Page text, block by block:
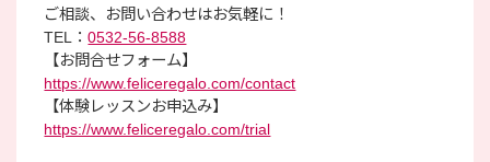
ご相談、お問い合わせはお気軽に！
TEL：0532-56-8588
【お問合せフォーム】
https://www.feliceregalo.com/contact
【体験レッスンお申込み】
https://www.feliceregalo.com/trial